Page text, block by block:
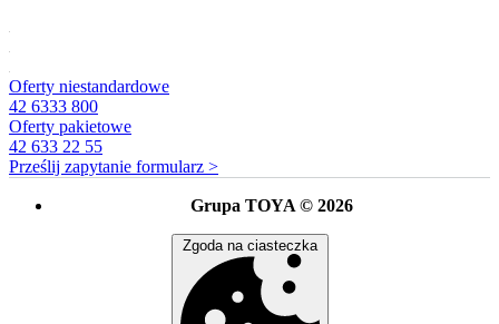
Oferty niestandardowe
42 6333 800
Oferty pakietowe
42 633 22 55
Prześlij zapytanie formularz >
Grupa TOYA © 2026
Zgoda na ciasteczka